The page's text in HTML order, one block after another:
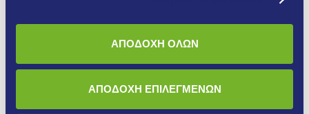
ΑΠΟΔΟΧΗ ΟΛΩΝ
ΑΠΟΔΟΧΗ ΕΠΙΛΕΓΜΕΝΩΝ